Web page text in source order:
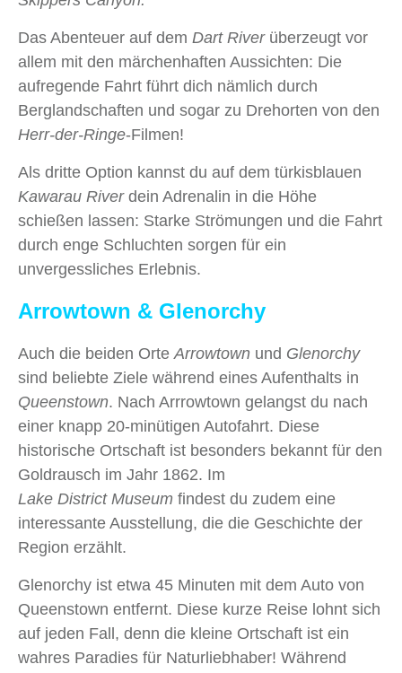
Das Abenteuer auf dem Dart Riverüberzeugt vor
allem mit den märchenhaften Aussichten: Die
aufregende Fahrt führt dich nämlich durch
Berglandschaften und sogar zu Drehorten von den
Herr‑der‑Ringe-Filmen!
Als dritte Option kannst du auf dem türkisblauen
Kawarau Riverdein Adrenalin in die Höhe
schießen lassen: Starke Strömungen und die Fahrt
durch enge Schluchten sorgen für ein
unvergessliches Erlebnis.
Arrowtown & Glenorchy
Auch die beiden OrteArrowtown und Glenorchy
sind beliebte Ziele während eines Aufenthalts in
Queenstown. Nach Arrrowtown gelangst du nach
einer knapp 20‑minütigen Autofahrt. Diese
historische Ortschaft ist besonders bekannt für den
Goldrausch im Jahr 1862. Im
Lake District Museum findest du zudem eine
interessante Ausstellung, die die Geschichte der
Region erzählt.
Glenorchy ist etwa 45 Minuten mit dem Auto von
Queenstown entfernt. Diese kurze Reise lohnt sich
auf jeden Fall, denn die kleine Ortschaft ist ein
wahres Paradies für Naturliebhaber! Während